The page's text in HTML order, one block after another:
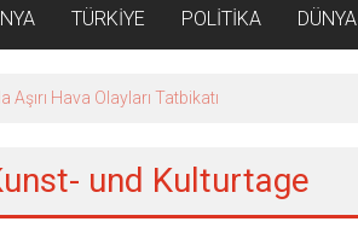
TÜRKİYE POLİTİKA DÜNYA
Aşırı Hava Olayları Tatbikatı
und Kulturtage